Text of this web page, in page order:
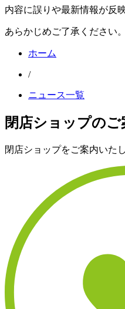
内容に誤りや最新情報が反
あらかじめご了承ください。
ホーム
/
ニュース一覧
閉店ショップのご
閉店ショップをご案内いた